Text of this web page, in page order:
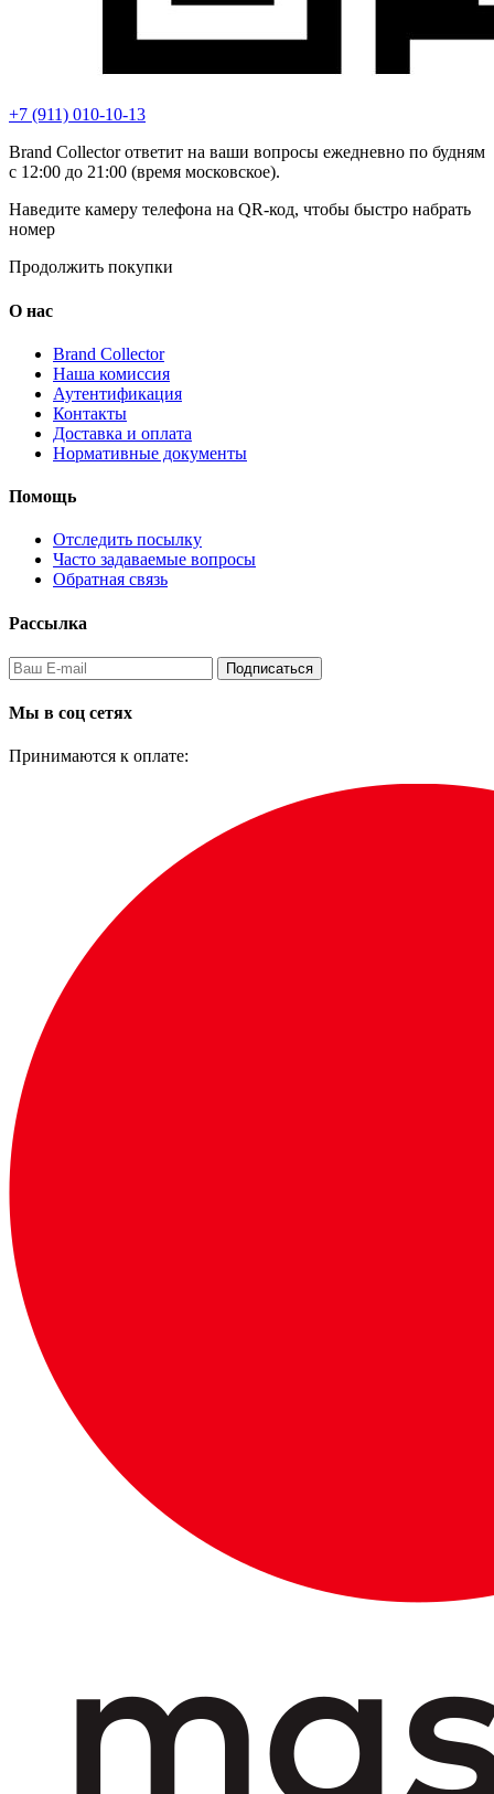
+7 (911) 010-10-13
Brand Collector ответит на ваши вопросы ежедневно по будням
с 12:00 до 21:00 (время московское).
Наведите камеру телефона на QR-код, чтобы быстро набрать
номер
Продолжить покупки
О нас
Brand Collector
Наша комиссия
Аутентификация
Контакты
Доставка и оплата
Нормативные документы
Помощь
Отследить посылку
Часто задаваемые вопросы
Обратная связь
Рассылка
Подписаться
Мы в соц сетях
Принимаются к оплате: